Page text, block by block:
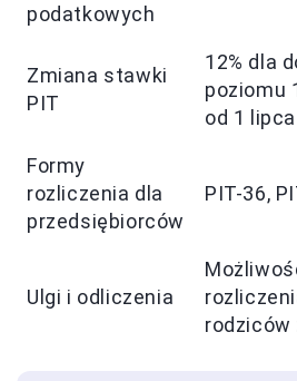
podatkowych
Zmiana stawki
PIT
12% dla
poziomu
od 1
Formy
rozliczenia dla
przedsiębiorców
PIT-36,
Ulgi i odliczenia
rodziców